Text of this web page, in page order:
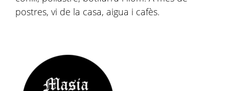
postres, vi de la casa, aigua i cafès.